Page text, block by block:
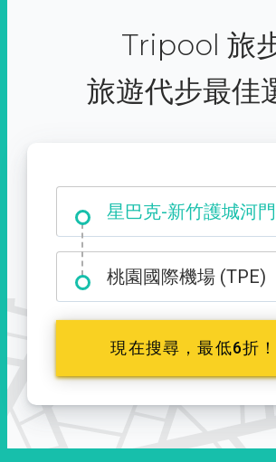
Tripool 旅
旅遊代步最佳
星巴克-新竹護城河門
大霸尖山登山口
桃園國際機場 (TPE)
現在搜尋，最低6折